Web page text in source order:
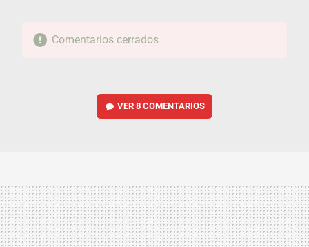
Comentarios cerrados
VER8 COMENTARIOS